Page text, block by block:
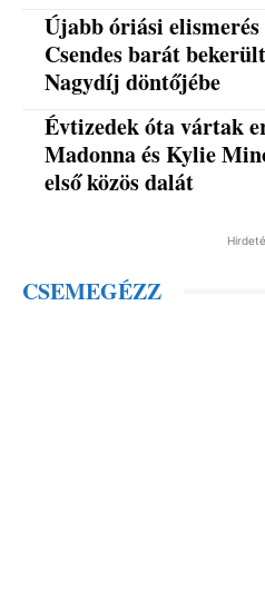
Újabb óriási
Csendes barát
Nagydíj döntőjébe
Évtizedek óta vártak
Madonna és Kylie
első közös dalát
CSEMEGÉZZ